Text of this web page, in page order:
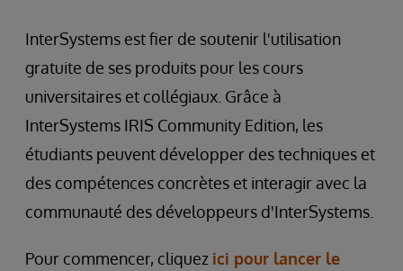
InterSystems est fier de soutenir l'utilisation
gratuite de ses produits pour les cours
universitaires et collégiaux. Grâce à
InterSystems IRIS Community Edition, les
étudiants peuvent développer des techniques et
des compétences concrètes et interagir avec la
communauté des développeurs d'InterSystems.
Pour commencer, cliquez ici pour lancer le